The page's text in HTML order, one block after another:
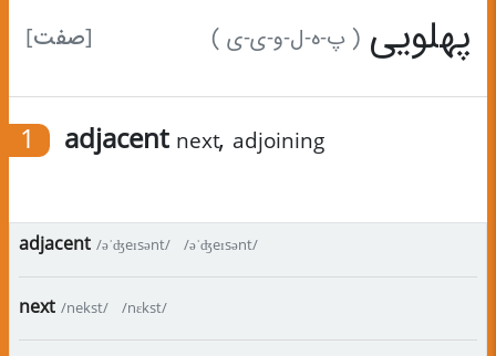
[صفت] پهلویی ( پ-ه-ل-و-ی-ی )
1 adjacent next
, adjoining
adjacent /əˈʤeɪsənt/ /əˈʤeɪsənt/
next /nekst/ /nɛkst/